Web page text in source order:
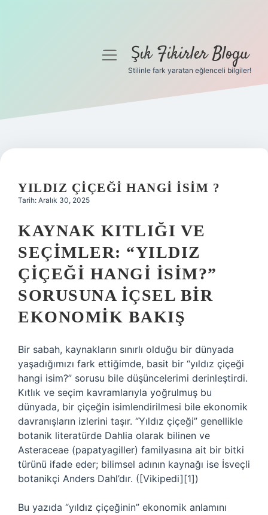
Gizlilik Politikası
Yasal Uyarı
menüyüŞık Fikirler Blogu
Stilinle fark yaratan eğlenceli bilgiler!
YILDIZ ÇIÇEĞI HANGI ISIM ?
Tarih: Aralık 30, 2025
KAYNAK KITLIĞI VE
SEÇIMLER: “YILDIZ
ÇIÇEĞI HANGI İSIM?”
SORUSUNA İÇSEL BIR
EKONOMIK BAKIŞ
Bir sabah, kaynakların sınırlı olduğu bir dünyada
yaşadığımızı fark ettiğimde, basit bir “yıldız çiçeği
hangi isim?” sorusu bile düşüncelerimi derinleştirdi.
Kıtlık ve seçim kavramlarıyla yoğrulmuş bu
dünyada, bir çiçeğin isimlendirilmesi bile ekonomik
davranışların izlerini taşır. “Yıldız çiçeği” genellikle
botanik literatürde Dahlia olarak bilinen ve
Asteraceae (papatyagiller) familyasına ait bir bitki
türünü ifade eder; bilimsel adının kaynağı ise İsveçli
botanikçi Anders Dahl’dır. ([Vikipedi][1])
Bu yazıda “yıldız çiçeğinin” ekonomik anlamını